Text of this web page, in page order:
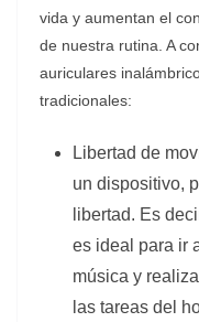
vida y aumentan el
de nuestra rutina. A
auriculares
tradicionales:
Libertad de
un dispositivo,
libertad. Es
es ideal para ir
música y
las tareas del